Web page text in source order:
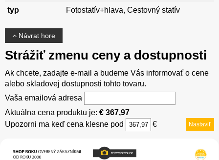
typ Fotostatív+hlava, Cestovný statív
Návrat hore
Strážiť zmenu ceny a dostupnosti
Ak chcete, zadajte e-mail a budeme Vás informovať o cene
alebo skladovej dostupnosti tohto tovaru.
Vaša emailová adresa
Aktuálna cena produktu je: € 367,97
Upozorni ma keď cena klesne pod
€ Nastaviť